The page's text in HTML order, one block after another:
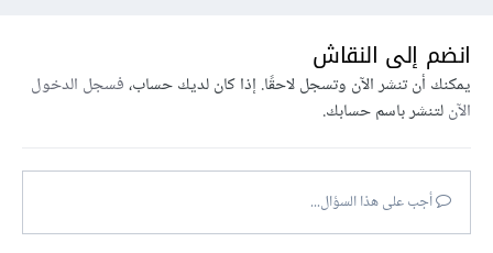
انضم إلى النقاش
يمكنك أن تنشر الآن وتسجل لاحقًا. إذا كان لديك حساب،فسجل الدخول
الآنلتنشر باسم حسابك.
أجب على هذا السؤال...